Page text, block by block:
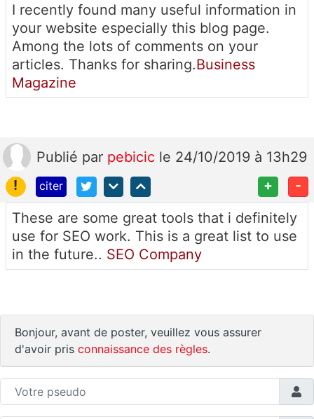
I recently found many useful information in
your website especially this blog page.
Among the lots of comments on your
articles. Thanks for sharing.Business
Magazine
Publié par pebicic le 24/10/2019 à 13h29
!
citer +
-
These are some great tools that i definitely
use for SEO work. This is a great list to use
in the future.. SEO Company
Bonjour, avant de poster, veuillez vous assurer
d'avoir pris connaissance des règles.